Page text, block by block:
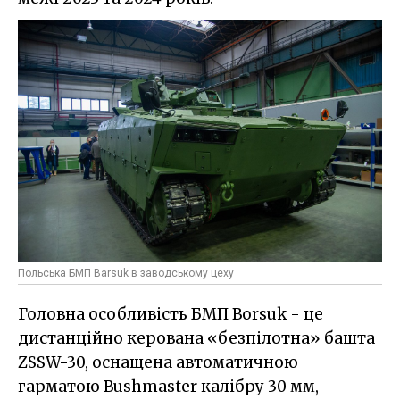
Польська БМП Barsuk в заводському цеху
Головна особливість БМП Borsuk - це
дистанційно керована «безпілотна» башта
ZSSW-30, оснащена автоматичною
гарматою Bushmaster калібру 30 мм,